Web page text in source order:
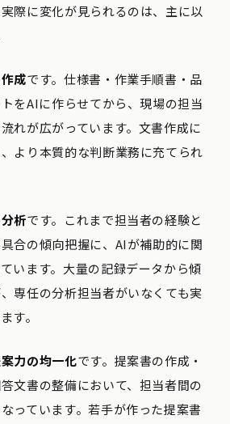
際に変化が見られるのは、主に以
成です。仕様書・作業手順書・品
をAIに作らせてから、現場の担当
れが広がっています。文書作成に
より本質的な判断業務に充てられ
析です。これまで担当者の経験と
合の傾向把握に、AIが補助的に関
います。大量の記録データから傾
専任の分析担当者がいなくても実
す。
力の均一化です。提案書の作成・
文書の整備において、担当者間の
っています。若手が作った提案書